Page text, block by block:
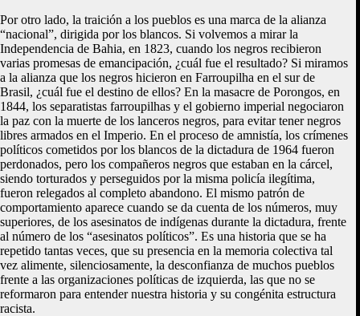
Por otro lado, la traición a los pueblos es una marca de la alianza
“nacional”, dirigida por los blancos. Si volvemos a mirar la
Independencia de Bahia, en 1823, cuando los negros recibieron
varias promesas de emancipación, ¿cuál fue el resultado? Si miramos
a la alianza que los negros hicieron en Farroupilha en el sur de
Brasil, ¿cuál fue el destino de ellos? En la masacre de Porongos, en
1844, los separatistas farroupilhas y el gobierno imperial negociaron
la paz con la muerte de los lanceros negros, para evitar tener negros
libres armados en el Imperio. En el proceso de amnistía, los crímenes
políticos cometidos por los blancos de la dictadura de 1964 fueron
perdonados, pero los compañeros negros que estaban en la cárcel,
siendo torturados y perseguidos por la misma policía ilegítima,
fueron relegados al completo abandono. El mismo patrón de
comportamiento aparece cuando se da cuenta de los números, muy
superiores, de los asesinatos de indígenas durante la dictadura, frente
al número de los “asesinatos políticos”. Es una historia que se ha
repetido tantas veces, que su presencia en la memoria colectiva tal
vez alimente, silenciosamente, la desconfianza de muchos pueblos
frente a las organizaciones políticas de izquierda, las que no se
reformaron para entender nuestra historia y su congénita estructura
racista.